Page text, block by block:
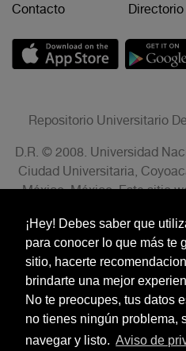
¡Hey! Debes saber que
para conocer lo que más te
sitio, hacerte
brindarte una mejor
No te preocupes, tus datos
no tienes ningún problema,
navegar y listo. Aviso de
Contacto Directorio
Repositorio Universitario
D.R. © 2008. Universidad
Ciudad Universitaria,
México, México. Este sitio
fines no lucrativos
conformidad con